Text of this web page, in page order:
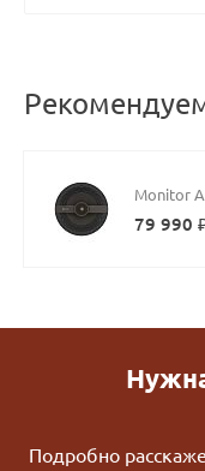
Monitor
79 990
Подробно